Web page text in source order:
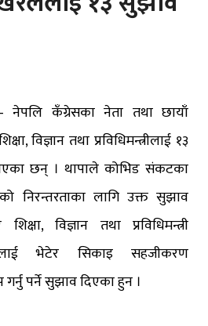
नेपलि कँग्रेसका नेता तथा छायाँ
विज्ञान तथा प्रविधिमन्त्रीलाई १३
छन् । थापाले कोभिड संकटका
निरन्तरताका लागि उक्त सुझाव
विज्ञान तथा प्रविधिमन्त्री
भेटेर सिकाइ सहजीकरण
पर्ने सुझाव दिएका हुन ।